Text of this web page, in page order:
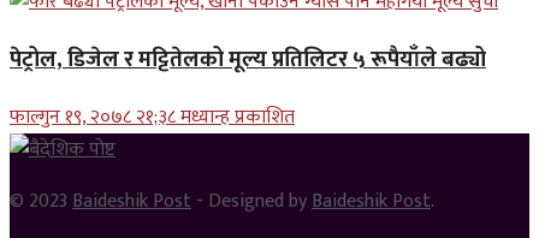
पेट्रोल, डिजेल र मट्टितेलको मूल्य प्रतिलिटर ५ रूपैयाँले बढ्यो
फाल्गुन १९, २०७८ २१;३८ मध्यान्ह प्रकाशित
© 2023Baideshik Post- Designed byBaideshik Post.